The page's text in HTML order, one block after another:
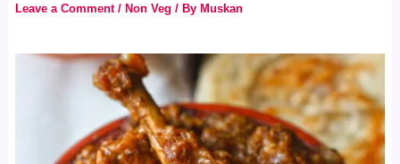
Leave a Comment / Non Veg / By Muskan